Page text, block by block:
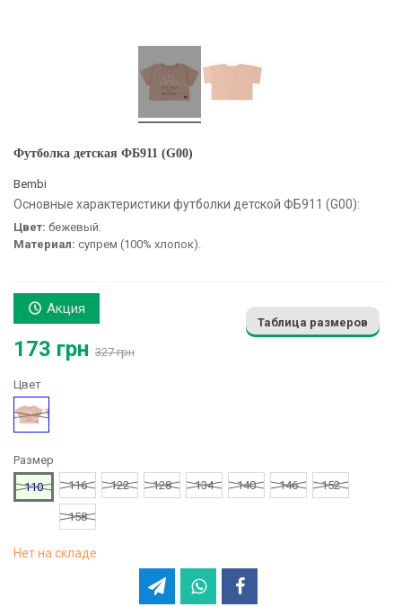
Футболка детская ФБ911 (G00)
Bembi
Основные характеристики футболки детской ФБ911 (G00):
Цвет: бежевый.
Материал: супрем (100% хлопок).
Акция
173 грн 327 грн
Таблица размеров
Цвет
Бежевый
Размер
110
116 122 128 134 140 146 152
158
Нет на складе